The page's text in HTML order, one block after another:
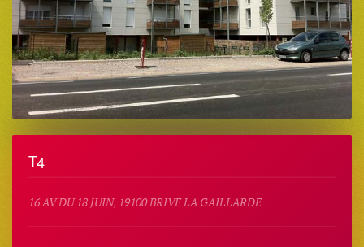
T4
16 AV DU 18 JUIN, 19100 BRIVE LA GAILLARDE